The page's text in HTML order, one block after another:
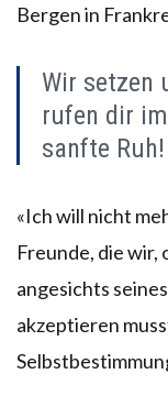
Bergen in
Wir setzen
rufen dir
sanfte
«Ich will nicht
Freunde, die wir,
angesichts
akzeptieren